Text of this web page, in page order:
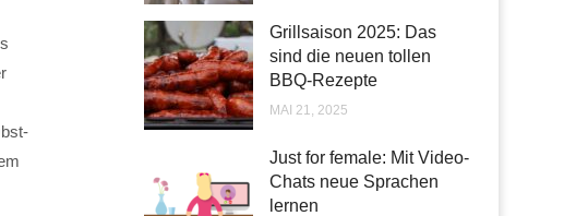
Grillsaison 2025: Das
sind die neuen tollen
BBQ-Rezepte
MAI 21, 2025
Just for female: Mit Video-
Chats neue Sprachen
lernen